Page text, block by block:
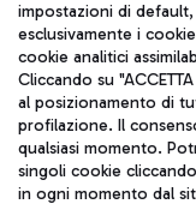
Pizza
Autobus
Scopri le linee di
Leonardo Da Vinci.
Ristoranti
Aeroporti di Roma
coordinamento di
Codice fiscale e
IVA 06572251004
Capitale sociale
Sede legale: Via Pier
telefono +39 06 65951
impostazioni di
esclusivamente i
cookie analitici
Cliccando su
al posizionamento di
profilazione. Il
qualsiasi momento.
singoli cookie cliccando
in ogni momento dal